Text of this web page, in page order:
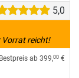
5,0
Vorrat reicht!
ab 399,00 €